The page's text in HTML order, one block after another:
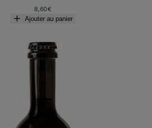
8,60€
Ajouter au panier